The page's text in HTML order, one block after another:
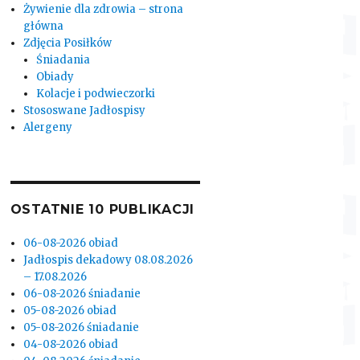
Żywienie dla zdrowia – strona
główna
Zdjęcia Posiłków
Śniadania
Obiady
Kolacje i podwieczorki
Stososwane Jadłospisy
Alergeny
OSTATNIE 10 PUBLIKACJI
06-08-2026 obiad
Jadłospis dekadowy 08.08.2026
– 17.08.2026
06-08-2026 śniadanie
05-08-2026 obiad
05-08-2026 śniadanie
04-08-2026 obiad